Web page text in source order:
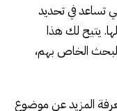
تساعد في تحديد
يتيح لك هذا
الخاص بهم،
المزيد عن موضوع